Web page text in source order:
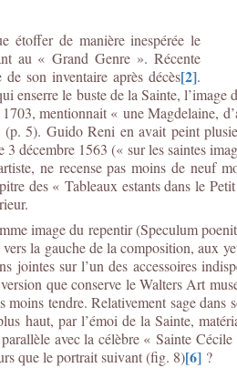
étoffer de manière inespérée le
au « Grand Genre ». Récente
son inventaire après décès[2].
enserre le buste de la Sainte,
mentionnait « une Magdelaine,
5). Guido Reni en avait peint
décembre 1563 (« sur les saintes
ne recense pas moins de neuf
des « Tableaux estants dans le
image du repentir (Speculum
la gauche de la composition, aux
sur l’un des accessoires
que conserve le Walters Art
tendre. Relativement sage
haut, par l’émoi de la Sainte,
avec la célèbre « Sainte
que le portrait suivant (fig. 8)[6] ?